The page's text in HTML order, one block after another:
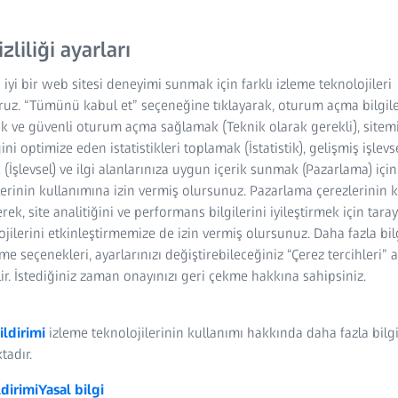
3D tarama
ışık kullanan ATOS serisi endüstriyel temassız 3D tarayıcılar,
taramalar sağlar. ATOS, tekrarlanabilir ve hassas ölçümler için
tasarlanmıştır. İster atölyede ister ölçüm odasında olsun, esnek
sektörlerdeki karmaşık ölçüm ve muayene görevlerinin üstesinden gelir.
ayarları
iyi bir web sitesi deneyimi sunmak için farklı izleme teknolojileri
“Tümünü kabul et” seçeneğine tıklayarak, oturum açma
ve güvenli oturum açma sağlamak (Teknik olarak gerekli),
optimize eden istatistikleri toplamak (İstatistik), gelişmiş
ve ilgi alanlarınıza uygun içerik sunmak (Pazarlama)
kullanımına izin vermiş olursunuz. Pazarlama çerezlerinin
site analitiğini ve performans bilgilerini iyileştirmek için
etkinleştirmemize de izin vermiş olursunuz. Daha fazla
seçenekleri, ayarlarınızı değiştirebileceğiniz “Çerez tercihleri”
İstediğiniz zaman onayınızı geri çekme hakkına sahipsiniz.
izleme teknolojilerinin kullanımı hakkında daha fazla bilgi
Yasal bilgi